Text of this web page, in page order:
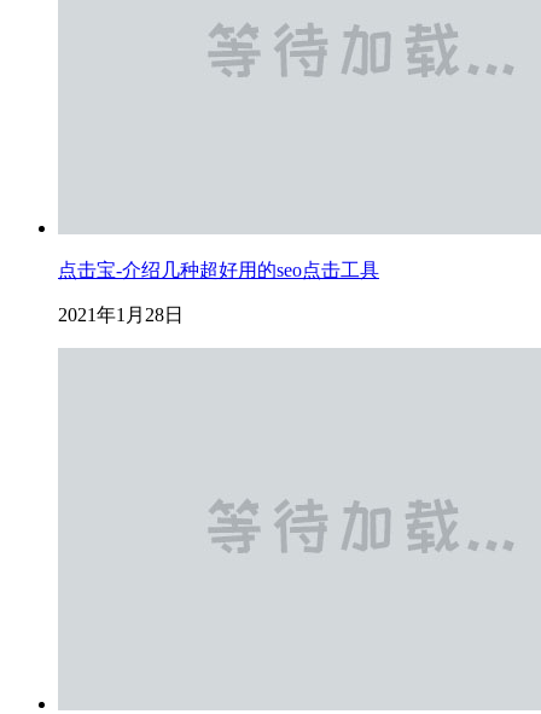
点击宝-介绍几种超好用的seo点击工具
2021年1月28日